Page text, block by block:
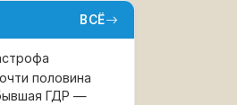
ВСЁ
половина
ГДР —